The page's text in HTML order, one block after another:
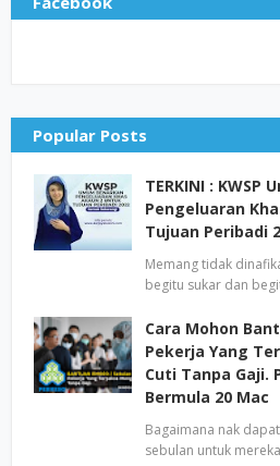
Popular Posts
TERKINI : KWSP
Pengeluaran
Tujuan Peribadi
Memang tidak
begitu sukar dan
Cara Mohon
Pekerja Yang
Cuti Tanpa Gaji.
Bermula 20 Mac
Bagaimana nak
sebulan untuk